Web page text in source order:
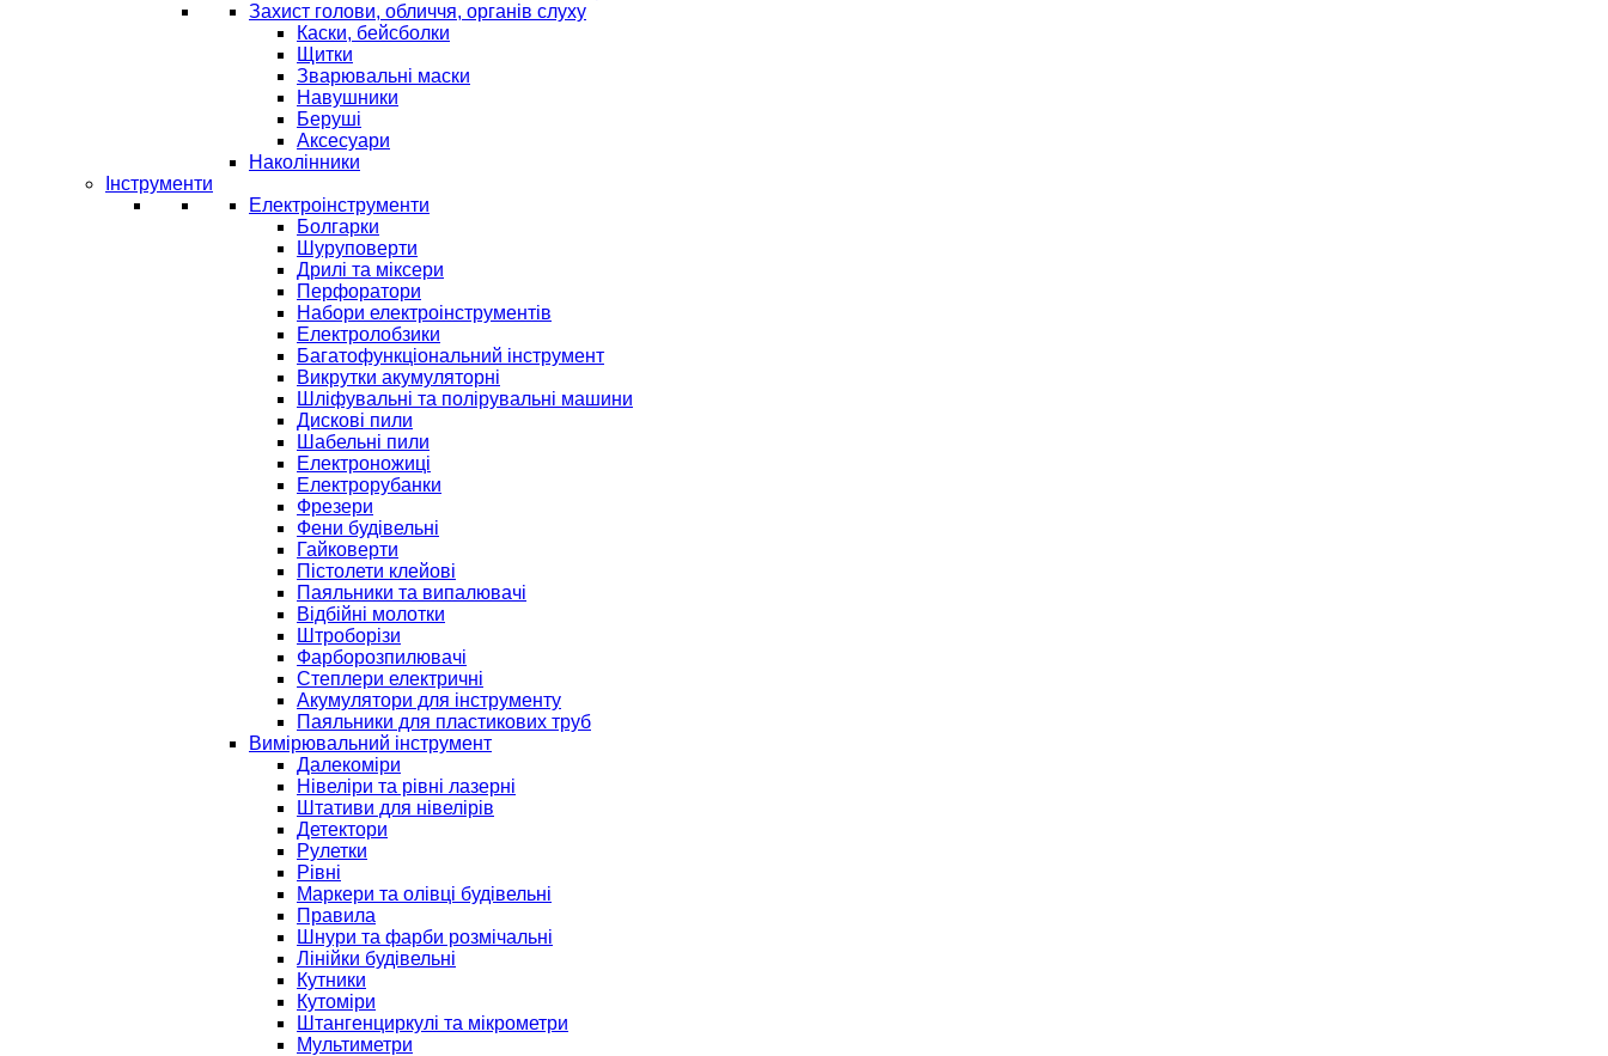
Захист голови, обличчя, органів слуху
Каски, бейсболки
Щитки
Зварювальні маски
Навушники
Беруші
Аксесуари
Наколінники
Інструменти
Електроінструменти
Болгарки
Шуруповерти
Дрилі та міксери
Перфоратори
Набори електроінструментів
Електролобзики
Багатофункціональний інструмент
Викрутки акумуляторні
Шліфувальні та полірувальні машини
Дискові пили
Шабельні пили
Електроножиці
Електрорубанки
Фрезери
Фени будівельні
Гайковерти
Пістолети клейові
Паяльники та випалювачі
Відбійні молотки
Штроборізи
Фарборозпилювачі
Степлери електричні
Акумулятори для інструменту
Паяльники для пластикових труб
Вимірювальний інструмент
Далекоміри
Нівеліри та рівні лазерні
Штативи для нівелірів
Детектори
Рулетки
Рівні
Маркери та олівці будівельні
Правила
Шнури та фарби розмічальні
Лінійки будівельні
Кутники
Кутоміри
Штангенциркулі та мікрометри
Мультиметри